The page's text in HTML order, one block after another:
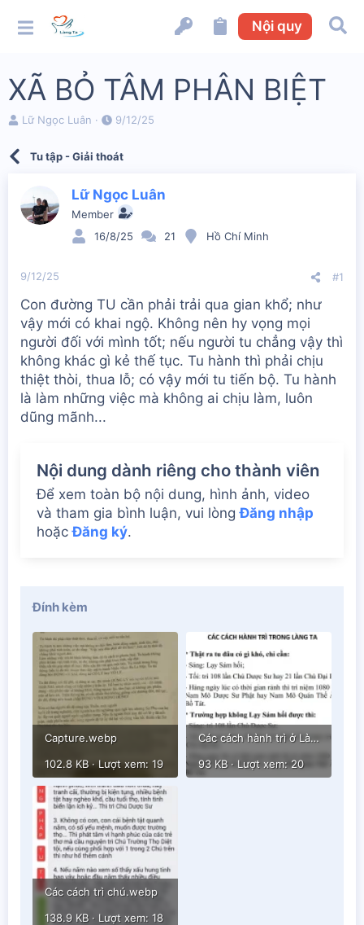
Nội quy
XÃ BỎ TÂM PHÂN BIỆT
N
h
ở
o
Lữ Ngọc Luân
N
y
ắ
t
đ
ầ
9/12/25
Tu tập - Giải thoát
Lữ Ngọc Luân
Member
16/8/25
21 Hồ Chí Minh
9/12/25 #1
Con đường TU cần phải trải qua gian khổ; như
vậy mới có khai ngộ. Không nên hy vọng mọi
người đối với mình tốt; nếu người tu chẳng vậy thì
không khác gì kẻ thế tục. Tu hành thì phải chịu
thiệt thòi, thua lỗ; có vậy mới tu tiến bộ. Tu hành
là làm những việc mà không ai chịu làm, luôn
dũng mãnh...
Nội dung dành riêng cho thành viên
Để xem toàn bộ nội dung, hình ảnh, video
và tham gia bình luận, vui lòngĐăng nhập
hoặcĐăng ký.
Đính kèm
Capture.webp
102.8 KB · Lượt xem: 19
Các cách hành trì ở Làng Ta.webp
93 KB · Lượt xem: 20
Các cách trì chú.webp
138.9 KB · Lượt xem: 18